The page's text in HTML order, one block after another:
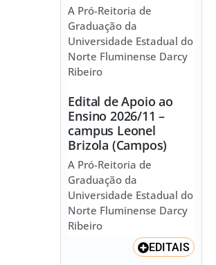
A Pró-Reitoria de
Graduação da
Universidade Estadual do
Norte Fluminense Darcy
Ribeiro
Edital de Apoio ao
Ensino 2026/11 –
campus Leonel
Brizola (Campos)
A Pró-Reitoria de
Graduação da
Universidade Estadual do
Norte Fluminense Darcy
Ribeiro
EDITAIS